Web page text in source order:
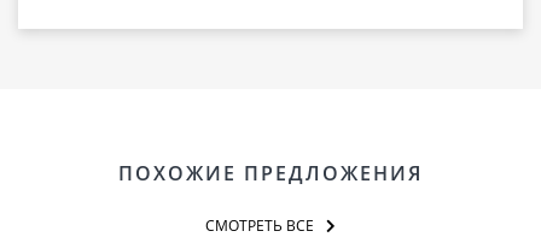
ПОХОЖИЕ ПРЕДЛОЖЕНИЯ
СМОТРЕТЬ ВСЕ